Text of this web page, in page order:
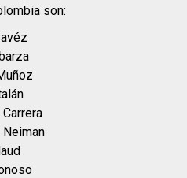
son:
Neiman